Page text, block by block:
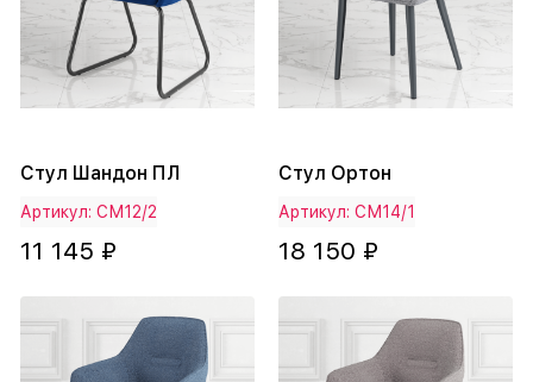
Стул Шандон ПЛ
Артикул: СМ12/2
11 145 ₽
Стул Ортон
Артикул: СМ14/1
18 150 ₽